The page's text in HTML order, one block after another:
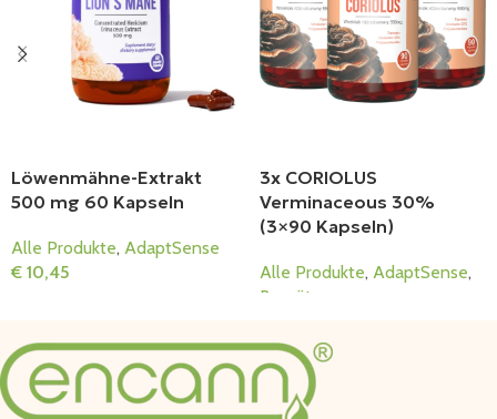
Löwenmähne-Extrakt
500 mg 60 Kapseln
Alle Produkte, AdaptSense
€ 10,45
3x CORIOLUS
Verminaceous 30%
(3×90 Kapseln)
Alle Produkte, AdaptSense,
Bausätze
In Den Warenkorb